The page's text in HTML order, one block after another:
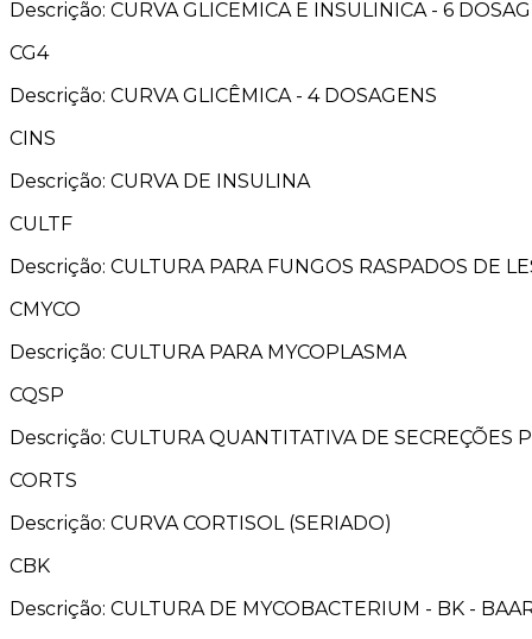
Descrição: CURVA GLICEMICA E INSULINICA - 6
CG4
Descrição: CURVA GLICÊMICA - 4 DOSAGENS
CINS
Descrição: CURVA DE INSULINA
CULTF
Descrição: CULTURA PARA FUNGOS RASPADOS DE
CMYCO
Descrição: CULTURA PARA MYCOPLASMA
CQSP
Descrição: CULTURA QUANTITATIVA DE SECREÇÕES
CORTS
Descrição: CURVA CORTISOL (SERIADO)
CBK
Descrição: CULTURA DE MYCOBACTERIUM - BK -